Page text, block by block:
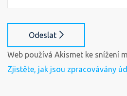
Odeslat
Web používá Akismet ke snížení
Zjistěte, jak jsou zpracovávány